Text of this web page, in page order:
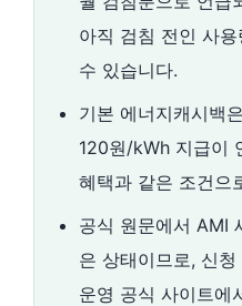
아직 검침 전인 사
수 있습니다.
기본 에너지캐시백
120원/kWh 지급이
혜택과 같은 조건으
공식 원문에서 AMI
은 상태이므로, 신
운영 공식 사이트에